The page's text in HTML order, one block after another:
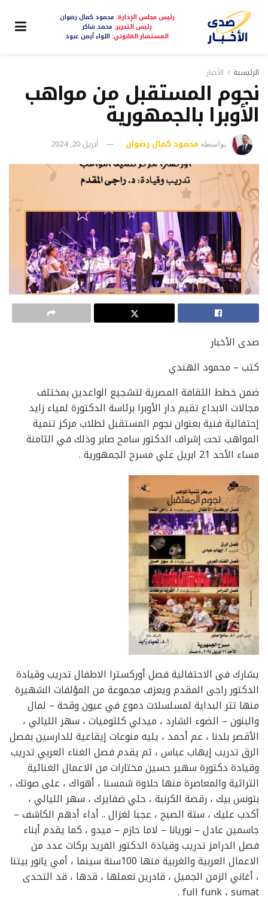
رئيس مجلس الإدارة: محمود كمال رضوان
رئيس التحرير: محمد شاكر
المستشار القانوني: اللواء أيمن عبود
الرئيسية الأخبار
نجوم المستقبل من مواهب
الأوبرا بالجمهورية
بواسطة محمود كمال رضوان أبريل 20, 2024
صدى الأخبار
كتب – محمود الهندي
ضمن خطط الثقافة المصرية لتشجيع الواعدين بمختلف
مجالات الابداع تقيم دار الأوبرا برئاسة الدكتورة لمياء زايد
إحتفالية فنية بعنوان نجوم المستقبل لطلاب مركز تنمية
المواهب تحت إشراف الدكتور سامح صابر وذلك في الثامنة
مساء الأحد 21 ابريل علي مسرح الجمهورية .
يشارك فى الاحتفالية فصل أوركسترا الاطفال تدريب وقيادة
الدكتور راجى المقدم ويعزف مجموعة من المؤلفات الشهيرة
منها تتر البداية لمسلسلات دموع في عيون وقحة – لمال
والبنون – الضوء الشارد ، ميدلي كلثوميات ، سهر الليالي ،
الأقصر بلدنا ، عم أحمد ، يليه منوعات إيقاعية للدارسين بفصل
الرق تدريب إيهاب عباس ، ثم يقدم فصل الغناء العربي تدريب
وقيادة دكتورة سهير حسين مختارات من الاعمال الغنائية
التراثية والمعاصرة منها حلاوة شمسنا ، أهواك ، على صوتك ،
بتونس بيك ، رقصة الكرنبة ، حلي ضفايرك ، سهر الليالي ،
أكدب عليك ، ستة الصبح ، عجبا لغزال .. أداء أدهم الكاشف –
جاسمين عادل – نوريانا – لاما حازم – ميدو ، كما يقدم أبناء
فصل الدرامز تدريب وقيادة الدكتور الفريد بركات عدد من
الاعمال العربية والغربية منها 100سنة سينما ، أمي يانور بيتنا
، أغاني الزمن الجميل ، قادرين نعملها ، قدها ، قد التحدى
full funk ، sumat .